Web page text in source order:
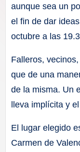
aunque sea un
el fin de dar
octubre a las
Falleros,
que de una
de la misma. Un
lleva implícita y
El lugar elegido
Carmen de